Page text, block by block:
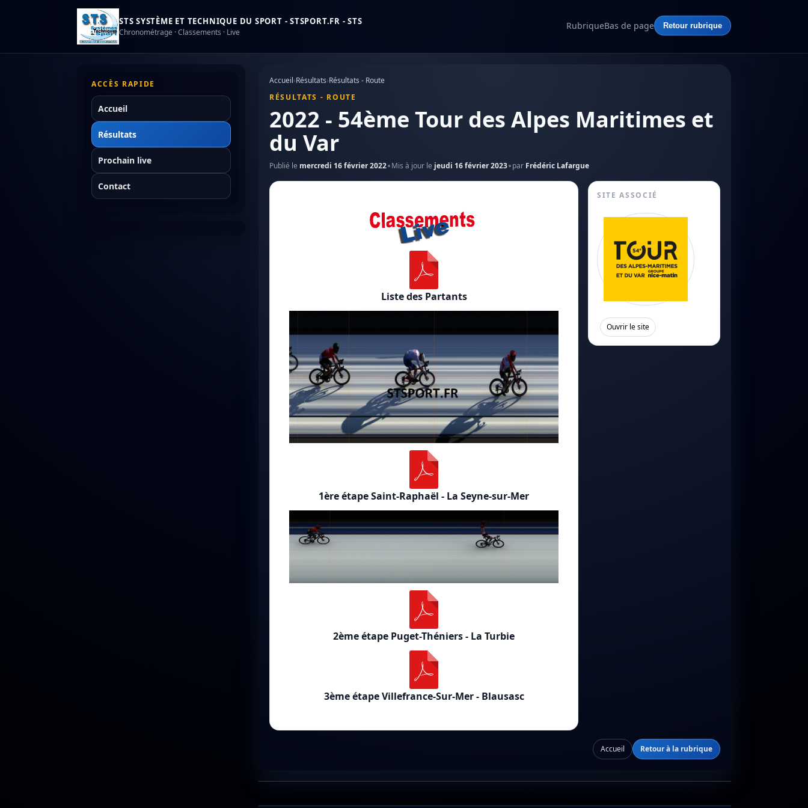
STS SYSTÈME ET TECHNIQUE DU SPORT - STSPORT.FR - STS
Chronométrage · Classements · Live
RubriqueBas de page Retour rubrique
ACCÈS RAPIDE
Accueil
Résultats
Prochain live
Contact
Accueil›Résultats›Résultats - Route
RÉSULTATS - ROUTE
2022 - 54ème Tour des Alpes Maritimes et
du Var
Publié le mercredi 16 février 2022 Mis à jour le jeudi 16 février 2023 par Frédéric Lafargue
Liste des Partants
1ère étape Saint-Raphaël - La Seyne-sur-Mer
2ème étape Puget-Théniers - La Turbie
3ème étape Villefrance-Sur-Mer - Blausasc
SITE ASSOCIÉ
Ouvrir le site
Accueil Retour à la rubrique